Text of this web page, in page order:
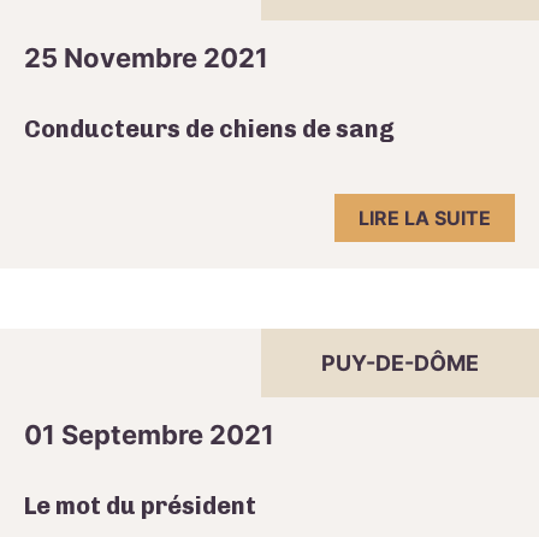
25 Novembre 2021
Conducteurs de chiens de sang
LIRE LA SUITE
PUY-DE-DÔME
01 Septembre 2021
Le mot du président